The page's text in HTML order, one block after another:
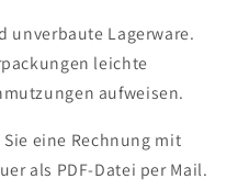
unverbaute Lagerware.
leichte
aufweisen.
eine Rechnung mit
als PDF-Datei per Mail.